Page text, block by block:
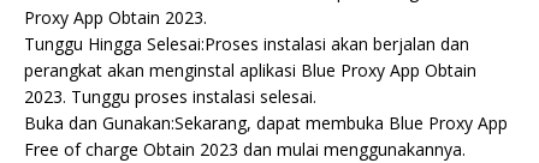
Proxy App Obtain 2023.
Tunggu Hingga Selesai:Proses instalasi akan berjalan dan
perangkat akan menginstal aplikasi Blue Proxy App Obtain
2023. Tunggu proses instalasi selesai.
Buka dan Gunakan:Sekarang, dapat membuka Blue Proxy App
Free of charge Obtain 2023 dan mulai menggunakannya.